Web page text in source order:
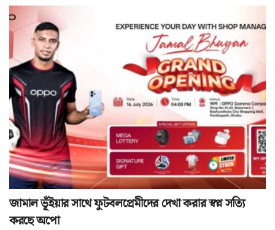
জামাল ভূঁইয়ার সাথে ফুটবলপ্রেমীদের দেখা করার স্বপ্ন সত্যি
করছে অপো